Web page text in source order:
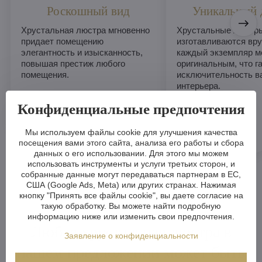
Роскошный вид
Хрустальная люстра мгновенно
придает помещению
элегантность и изысканность,
повышая престиж любого
помещения.
Уникальный
Хрустальные
изготавливаются
каждый экземпляр
оригинальным, что
исключительность
интерьера.
Любая хрустальная люстра в
нашем предложении может быть
Конфиденциальные предпочтения
Мы используем файлы cookie для улучшения качества
посещения вами этого сайта, анализа его работы и сбора
данных о его использовании. Для этого мы можем
использовать инструменты и услуги третьих сторон, и
собранные данные могут передаваться партнерам в ЕС,
США (Google Ads, Meta) или других странах. Нажимая
кнопку "Принять все файлы cookie", вы даете согласие на
такую обработку. Вы можете найти подробную
информацию ниже или изменить свои предпочтения.
Заявление о конфиденциальности